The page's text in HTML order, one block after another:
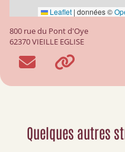
Leaflet | données ©
800 rue du Pont d'Oye
62370 VIEILLE EGLISE
Quelques autres